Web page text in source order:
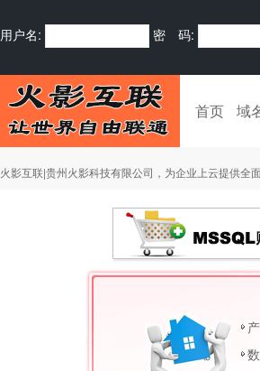
用户名: 密 码:
首页 域
火影互联|贵州火影科技有限公司，为企业上云提供全